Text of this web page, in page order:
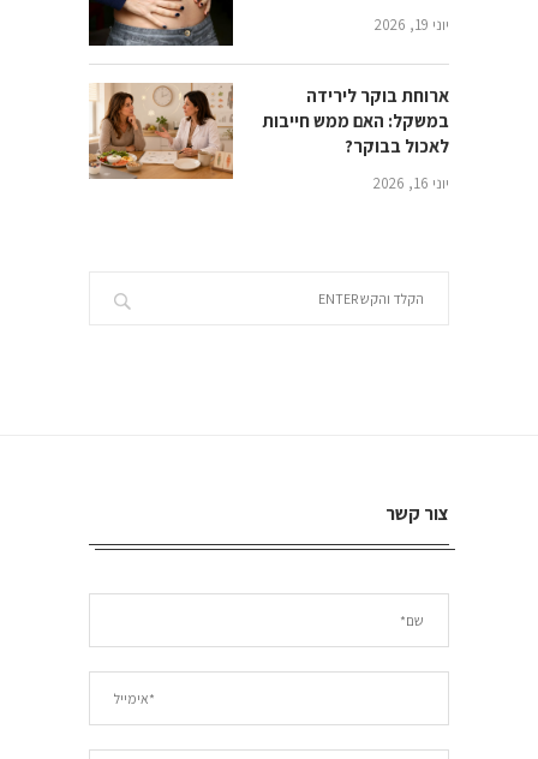
יוני 19, 2026
ארוחת בוקר לירידה
במשקל: האם ממש חייבות
לאכול בבוקר?
יוני 16, 2026
צור קשר